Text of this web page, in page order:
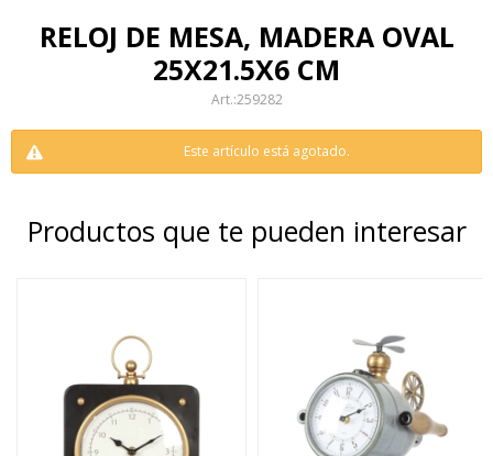
RELOJ DE MESA, MADERA OVAL
25X21.5X6 CM
259282
Este artículo está agotado.
Productos que te pueden interesar